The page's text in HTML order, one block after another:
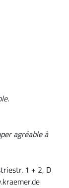
agréable à
1 + 2, D